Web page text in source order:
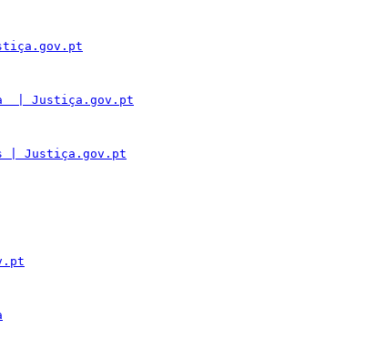
| Justiça.gov.pt
| Justiça.gov.pt